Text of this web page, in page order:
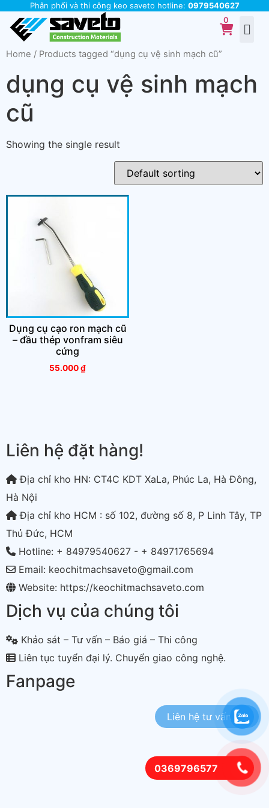
Phân phối và thi công keo saveto hotline: 0979540627
Home / Products tagged “dụng cụ vệ sinh mạch cũ”
dụng cụ vệ sinh mạch
cũ
Showing the single result
Dụng cụ cạo ron mạch cũ
– đầu thép vonfram siêu
cứng
55.000₫
0369796577
Liên hệ đặt hàng!
Địa chỉ kho HN: CT4C KDT XaLa, Phúc La, Hà Đông,
Hà Nội
Địa chỉ kho HCM : số 102, đường số 8, P Linh Tây, TP
Thủ Đức, HCM
Hotline: + 84979540627 - + 84971765694
Email: keochitmachsaveto@gmail.com
Website: https://keochitmachsaveto.com
Dịch vụ của chúng tôi
Khảo sát – Tư vấn – Báo giá – Thi công
Liên tục tuyển đại lý. Chuyển giao công nghệ.
Fanpage